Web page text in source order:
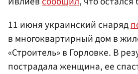
11 июня украинский снаряд
в многоквартирный дом в
«Строитель» в Горловке. В
пострадала женщина, ее